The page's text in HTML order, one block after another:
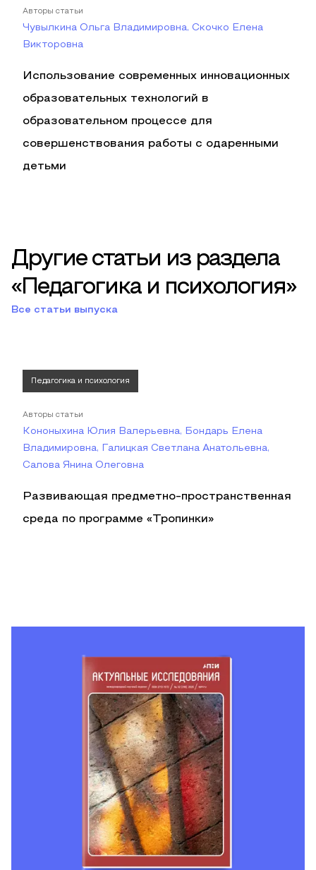
Авторы статьи
Чувылкина Ольга Владимировна, Скочко Елена
Викторовна
Использование современных инновационных
образовательных технологий в
образовательном процессе для
совершенствования работы с одаренными
детьми
Другие статьи из раздела
«Педагогика и психология»
Все статьи выпуска
Педагогика и психология
Авторы статьи
Кононыхина Юлия Валерьевна, Бондарь Елена
Владимировна, Галицкая Светлана Анатольевна,
Салова Янина Олеговна
Развивающая предметно-пространственная
среда по программе «Тропинки»